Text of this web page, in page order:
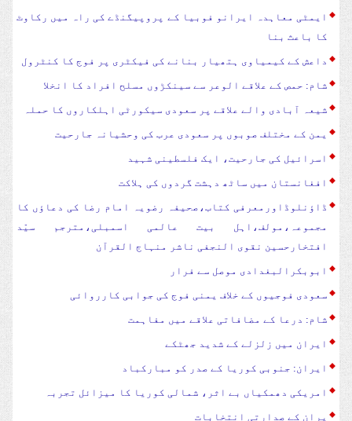
ایمٹی معاہدہ ایرانو فوبیا کے پروپیگنڈے کی راہ میں رکاوٹ
کا باعث بنا
داعش کے کیمیاوی ہتھیار بنانے کی فیکٹری پر فوج کا کنٹرول
شام: حمص کے علاقے الوعر سے سینکڑوں مسلح افراد کا انخلا
شیعہ آبادی والے علاقے پر سعودی سیکورٹی اہلکاروں کا حملہ
یمن کے مختلف صوبوں پر سعودی عرب کی وحشیانہ جارحیت
اسرائیل کی جارحیت، ایک فلسطینی شہید
افغانستان میں ساٹھ دہشت گردوں کی ہلاکت
ڈاؤنلوڈاورمعرفی کتاب،صحیفہ رضویہ امام رضا کی دعاؤں کا
مجموعہ،مولف،اہل بیت عالمی اسمبلی،مترجم سیّد
افتخارحسین نقوی النجفی ناشر منہاج القرآن
ابوبکرالبغدادی موصل سے فرار
سعودی فوجیوں کے خلاف یمنی فوج کی جوابی کارروائی
شام: درعا کے مضافاتی علاقے میں مفاہمت
ایران میں زلزلے کے شدید جھٹکے
ایران: جنوبی کوریا کے صدر کو مبارکباد
امریکی دھمکیاں بے اثر، شمالی کوریا کا میزائل تجربہ
یران کے صدارتی انتخابات